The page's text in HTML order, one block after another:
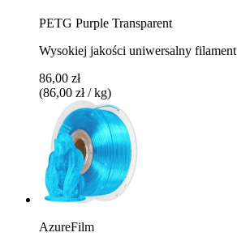
PETG Purple Transparent
Wysokiej jakości uniwersalny filament
86,00 zł
(86,00 zł / kg)
AzureFilm